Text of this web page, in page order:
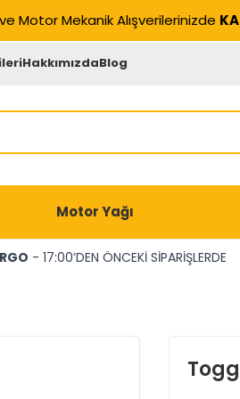
Motor Mekanik Alışverilerinizde
HakkımızdaBlog
Motor Yağı
- 17:00’DEN ÖNCEKİ SİPARİŞLERDE